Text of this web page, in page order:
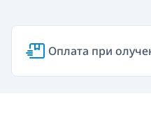
Оплата при